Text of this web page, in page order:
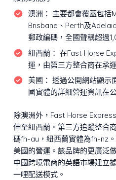
澳洲： 主要都會覆蓋包括
Brisbane、Perth及
郵政編碼，全國聲稱超過
紐西蘭： 在Fast Horse
運，由第三方整合商在承
美國： 透過公開網站顯示
國實體的詳細營運資訊在
除澳洲外，Fast Horse
伸至紐西蘭。第三方追蹤整合
碼fh-au，紐西蘭實體為fh-nz
美國的營運。該品牌的更廣泛
中國跨境電商的英語市場建立
一哩配送模式。